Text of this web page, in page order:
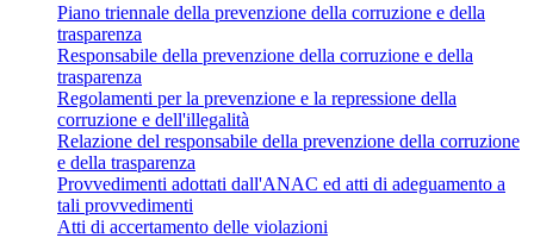
Piano triennale della prevenzione della corruzione e della
trasparenza
Responsabile della prevenzione della corruzione e della
trasparenza
Regolamenti per la prevenzione e la repressione della
corruzione e dell'illegalità
Relazione del responsabile della prevenzione della corruzione
e della trasparenza
Provvedimenti adottati dall'ANAC ed atti di adeguamento a
tali provvedimenti
Atti di accertamento delle violazioni